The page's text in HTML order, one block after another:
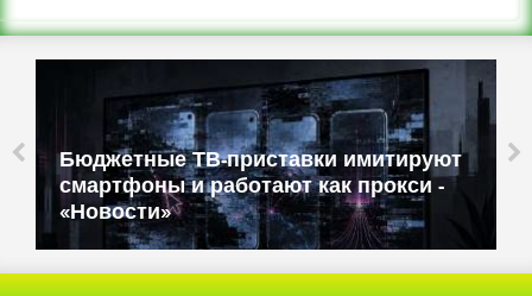
Бюджетные ТВ-приставки имитируют
смартфоны и работают как прокси -
«Новости»